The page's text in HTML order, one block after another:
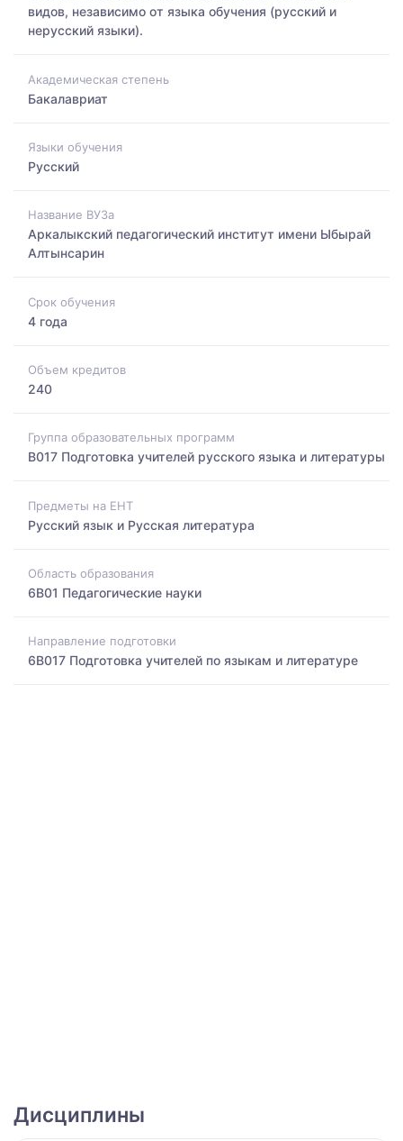
видов, независимо от языка обучения (русский и
нерусский языки).
Академическая степень
Бакалавриат
Языки обучения
Русский
Название ВУЗа
Аркалыкский педагогический институт имени Ыбырай
Алтынсарин
Срок обучения
4 года
Объем кредитов
240
Группа образовательных программ
B017 Подготовка учителей русского языка и литературы
Предметы на ЕНТ
Русский язык и Русская литература
Область образования
6B01 Педагогические науки
Направление подготовки
6B017 Подготовка учителей по языкам и литературе
Дисциплины